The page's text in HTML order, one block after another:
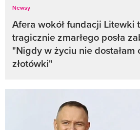
Newsy
Afera wokół fundacji Litewki
tragicznie zmarłego posła
"Nigdy w życiu nie dostałam
złotówki"